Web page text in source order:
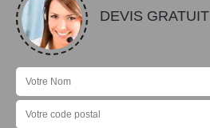
DEVIS GRATUIT